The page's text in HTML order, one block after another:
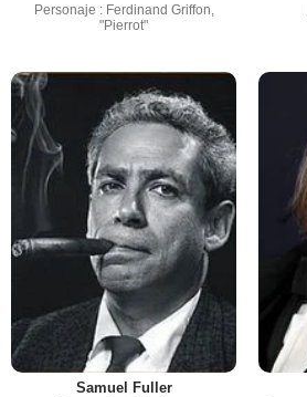
Personaje : Ferdinand Griffon,
"Pierrot"
Samuel Fuller